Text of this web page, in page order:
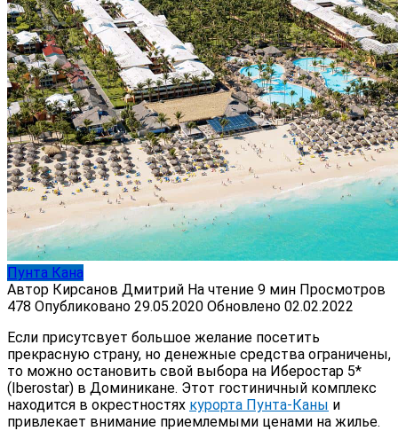
Пунта Кана
Автор Кирсанов Дмитрий На чтение 9 мин Просмотров
478 Опубликовано 29.05.2020 Обновлено 02.02.2022
Если присутсвует большое желание посетить
прекрасную страну, но денежные средства ограничены,
то можно остановить свой выбора на Иберостар 5*
(Iberostar) в Доминикане. Этот гостиничный комплекс
находится в окрестностях курорта Пунта-Каны и
привлекает внимание приемлемыми ценами на жилье.